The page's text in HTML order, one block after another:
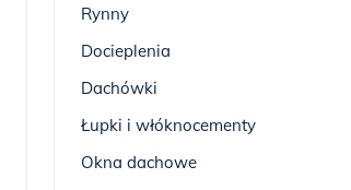
Rynny
Docieplenia
Dachówki
Łupki i włóknocementy
Okna dachowe